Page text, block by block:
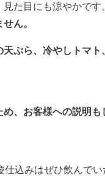
た目にも涼やかです。
ん。
ぷら、冷やしトマト
、お客様への説明も
込みはぜひ飲んでい